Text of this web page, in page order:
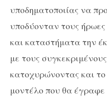
υποδηματοποιίας να
υποδύονταν τους
και καταστήματα την
με τους
κατοχυρώνοντας και
μοντέλο που θα έγραφε